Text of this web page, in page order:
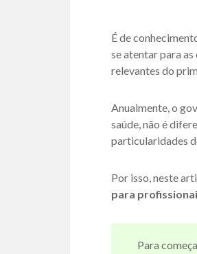
É de
se atentar para
relevantes do
Anualmente, o
saúde, não é
particularidades
Por isso, neste
para
Para